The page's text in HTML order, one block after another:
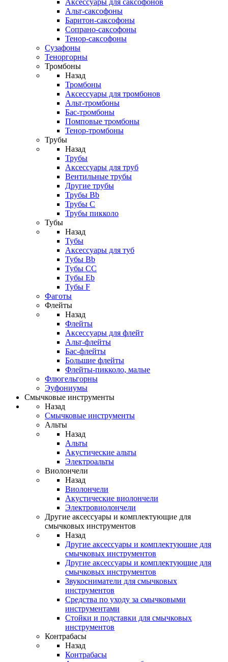
Аксессуары для саксофонов
Альт-саксофоны
Баритон-саксофоны
Сопрано-саксофоны
Тенор-саксофоны
Сузафоны
Теноргорны
Тромбоны
Назад
Тромбоны
Аксессуары для тромбонов
Альт-тромбоны
Бас-тромбоны
Помповые тромбоны
Тенор-тромбоны
Трубы
Назад
Трубы
Аксессуары для труб
Вентильные трубы
Другие трубы
Трубы Bb
Трубы C
Трубы пикколо
Тубы
Назад
Тубы
Аксессуары для туб
Тубы Bb
Тубы CC
Тубы Eb
Тубы F
Фаготы
Флейты
Назад
Флейты
Аксессуары для флейт
Альт-флейты
Бас-флейты
Большие флейты
Флейты-пикколо, малые
Флюгельгорны
Эуфониумы
Смычковые инструменты
Назад
Смычковые инструменты
Альты
Назад
Альты
Акустические альты
Электроальты
Виолончели
Назад
Виолончели
Акустические виолончели
Электровиолончели
Другие аксессуары и комплектующие для
смычковых инструментов
Назад
Другие аксессуары и комплектующие для
смычковых инструментов
Другие аксессуары и комплектующие для
смычковых инструментов
Звукосниматели для смычковых
инструментов
Средства по уходу за смычковыми
инструментами
Стойки и подставки для смычковых
инструментов
Контрабасы
Назад
Контрабасы